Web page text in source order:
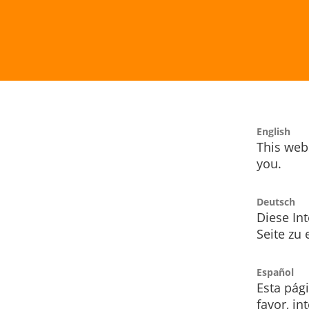
English
This
you.
Deutsch
Diese
Seite zu
Español
Esta
favor,